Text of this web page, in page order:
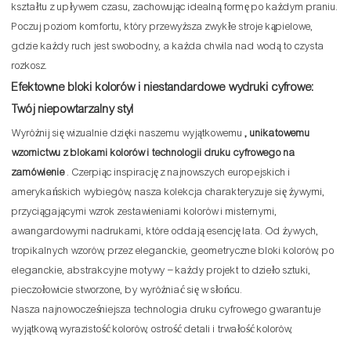
kształtu z upływem czasu, zachowując idealną formę po każdym praniu.
Poczuj poziom komfortu, który przewyższa zwykłe stroje kąpielowe,
gdzie każdy ruch jest swobodny, a każda chwila nad wodą to czysta
rozkosz.
Efektowne bloki kolorów i niestandardowe wydruki cyfrowe:
Twój niepowtarzalny styl
Wyróżnij się wizualnie dzięki naszemu wyjątkowemu, unikatowemu
wzornictwu z blokami kolorów i technologii druku cyfrowego na
zamówienie. Czerpiąc inspirację z najnowszych europejskich i
amerykańskich wybiegów, nasza kolekcja charakteryzuje się żywymi,
przyciągającymi wzrok zestawieniami kolorów i misternymi,
awangardowymi nadrukami, które oddają esencję lata. Od żywych,
tropikalnych wzorów, przez eleganckie, geometryczne bloki kolorów, po
eleganckie, abstrakcyjne motywy – każdy projekt to dzieło sztuki,
pieczołowicie stworzone, by wyróżniać się w słońcu.
Nasza najnowocześniejsza technologia druku cyfrowego gwarantuje
wyjątkową wyrazistość kolorów, ostrość detali i trwałość kolorów,